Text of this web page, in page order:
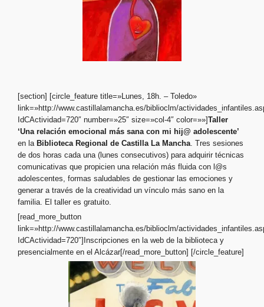
[section] [circle_feature title=»Lunes, 18h. – Toledo»
link=»http://www.castillalamancha.es/biblioclm/
IdCActividad=720″ number=»25″ size=»col-4″ color=»»]Taller
‘Una relación emocional más sana con mi hij@ adolescente’
en la Biblioteca Regional de Castilla La Mancha. Tres sesiones
de dos horas cada una (lunes consecutivos) para adquirir técnicas
comunicativas que propicien una relación más fluida con l@s
adolescentes, formas saludables de gestionar las emociones y
generar a través de la creatividad un vínculo más sano en la
familia. El taller es gratuito.
[read_more_button
link=»http://www.castillalamancha.es/biblioclm/
IdCActividad=720″]Inscripciones en la web de la biblioteca y
presencialmente en el Alcázar[/read_more_button] [/circle_feature]